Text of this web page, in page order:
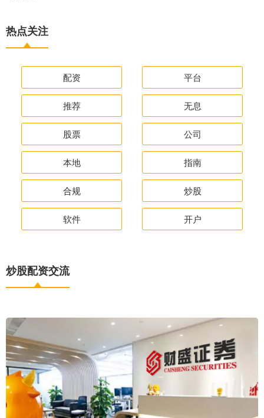
热点关注
配资 平台
推荐 无息
股票 公司
本地 指南
合规 炒股
软件 开户
炒股配资交流